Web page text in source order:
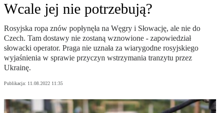
Wcale jej nie potrzebują?
Rosyjska ropa znów popłynęła na Węgry i Słowację, ale nie do
Czech. Tam dostawy nie zostaną wznowione - zapowiedział
słowacki operator. Praga nie uznała za wiarygodne rosyjskiego
wyjaśnienia w sprawie przyczyn wstrzymania tranzytu przez
Ukrainę.
Publikacja: 11.08.2022 11:35